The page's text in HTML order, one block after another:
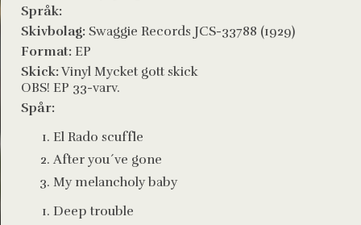
Språk:
Skivbolag: Swaggie Records JCS-33788 (1929)
Format: EP
Skick:Vinyl Mycket gott skick
OBS! EP 33-varv.
Spår:
El Rado scuffle
After you´ve gone
My melancholy baby
Deep trouble